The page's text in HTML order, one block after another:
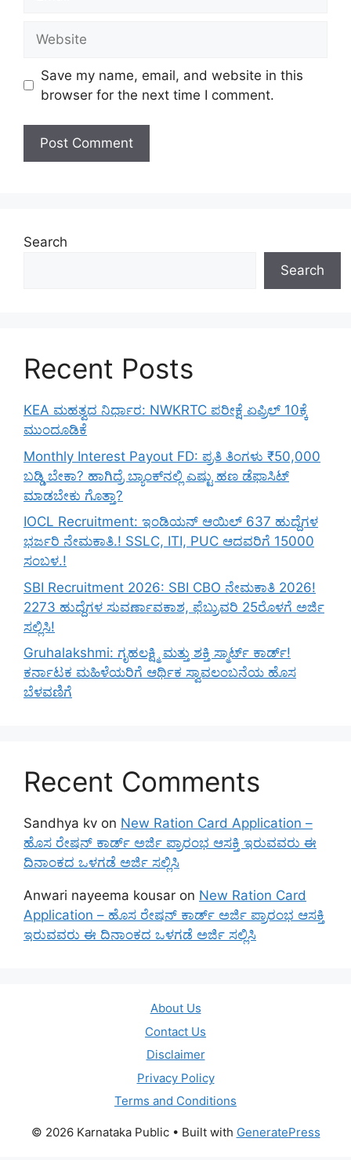
Save my name, email, and website in this
browser for the next time I comment.
Search
Search
Recent Posts
KEA ಮಹತ್ವದ ನಿರ್ಧಾರ: NWKRTC ಪರೀಕ್ಷೆ ಏಪ್ರಿಲ್ 10ಕ್ಕೆ
ಮುಂದೂಡಿಕೆ
Monthly Interest Payout FD: ಪ್ರತಿ ತಿಂಗಳು ₹50,000
ಬಡ್ಡಿ ಬೇಕಾ? ಹಾಗಿದ್ರೆ ಬ್ಯಾಂಕ್‌ನಲ್ಲಿ ಎಷ್ಟು ಹಣ ಡೆಫಾಸಿಟ್
ಮಾಡಬೇಕು ಗೊತ್ತಾ?
IOCL Recruitment: ಇಂಡಿಯನ್ ಆಯಿಲ್ 637 ಹುದ್ದೆಗಳ
ಭರ್ಜರಿ ನೇಮಕಾತಿ.! SSLC, ITI, PUC ಆದವರಿಗೆ 15000
ಸಂಬಳ.!
SBI Recruitment 2026: SBI CBO ನೇಮಕಾತಿ 2026!
2273 ಹುದ್ದೆಗಳ ಸುವರ್ಣಾವಕಾಶ, ಫೆಬ್ರುವರಿ 25ರೊಳಗೆ ಅರ್ಜಿ
ಸಲ್ಲಿಸಿ!
Gruhalakshmi: ಗೃಹಲಕ್ಷ್ಮಿ ಮತ್ತು ಶಕ್ತಿ ಸ್ಮಾರ್ಟ್ ಕಾರ್ಡ್!
ಕರ್ನಾಟಕ ಮಹಿಳೆಯರಿಗೆ ಆರ್ಥಿಕ ಸ್ವಾವಲಂಬನೆಯ ಹೊಸ
ಬೆಳವಣಿಗೆ
Recent Comments
Sandhya kv on New Ration Card Application –
ಹೊಸ ರೇಷನ್ ಕಾರ್ಡ್ ಅರ್ಜಿ ಪ್ರಾರಂಭ ಆಸಕ್ತಿ ಇರುವವರು ಈ
ದಿನಾಂಕದ ಒಳಗಡೆ ಅರ್ಜಿ ಸಲ್ಲಿಸಿ
Anwari nayeema kousar on New Ration Card
Application – ಹೊಸ ರೇಷನ್ ಕಾರ್ಡ್ ಅರ್ಜಿ ಪ್ರಾರಂಭ ಆಸಕ್ತಿ
ಇರುವವರು ಈ ದಿನಾಂಕದ ಒಳಗಡೆ ಅರ್ಜಿ ಸಲ್ಲಿಸಿ
About Us
Contact Us
Disclaimer
Privacy Policy
Terms and Conditions
© 2026 Karnataka Public • Built with GeneratePress